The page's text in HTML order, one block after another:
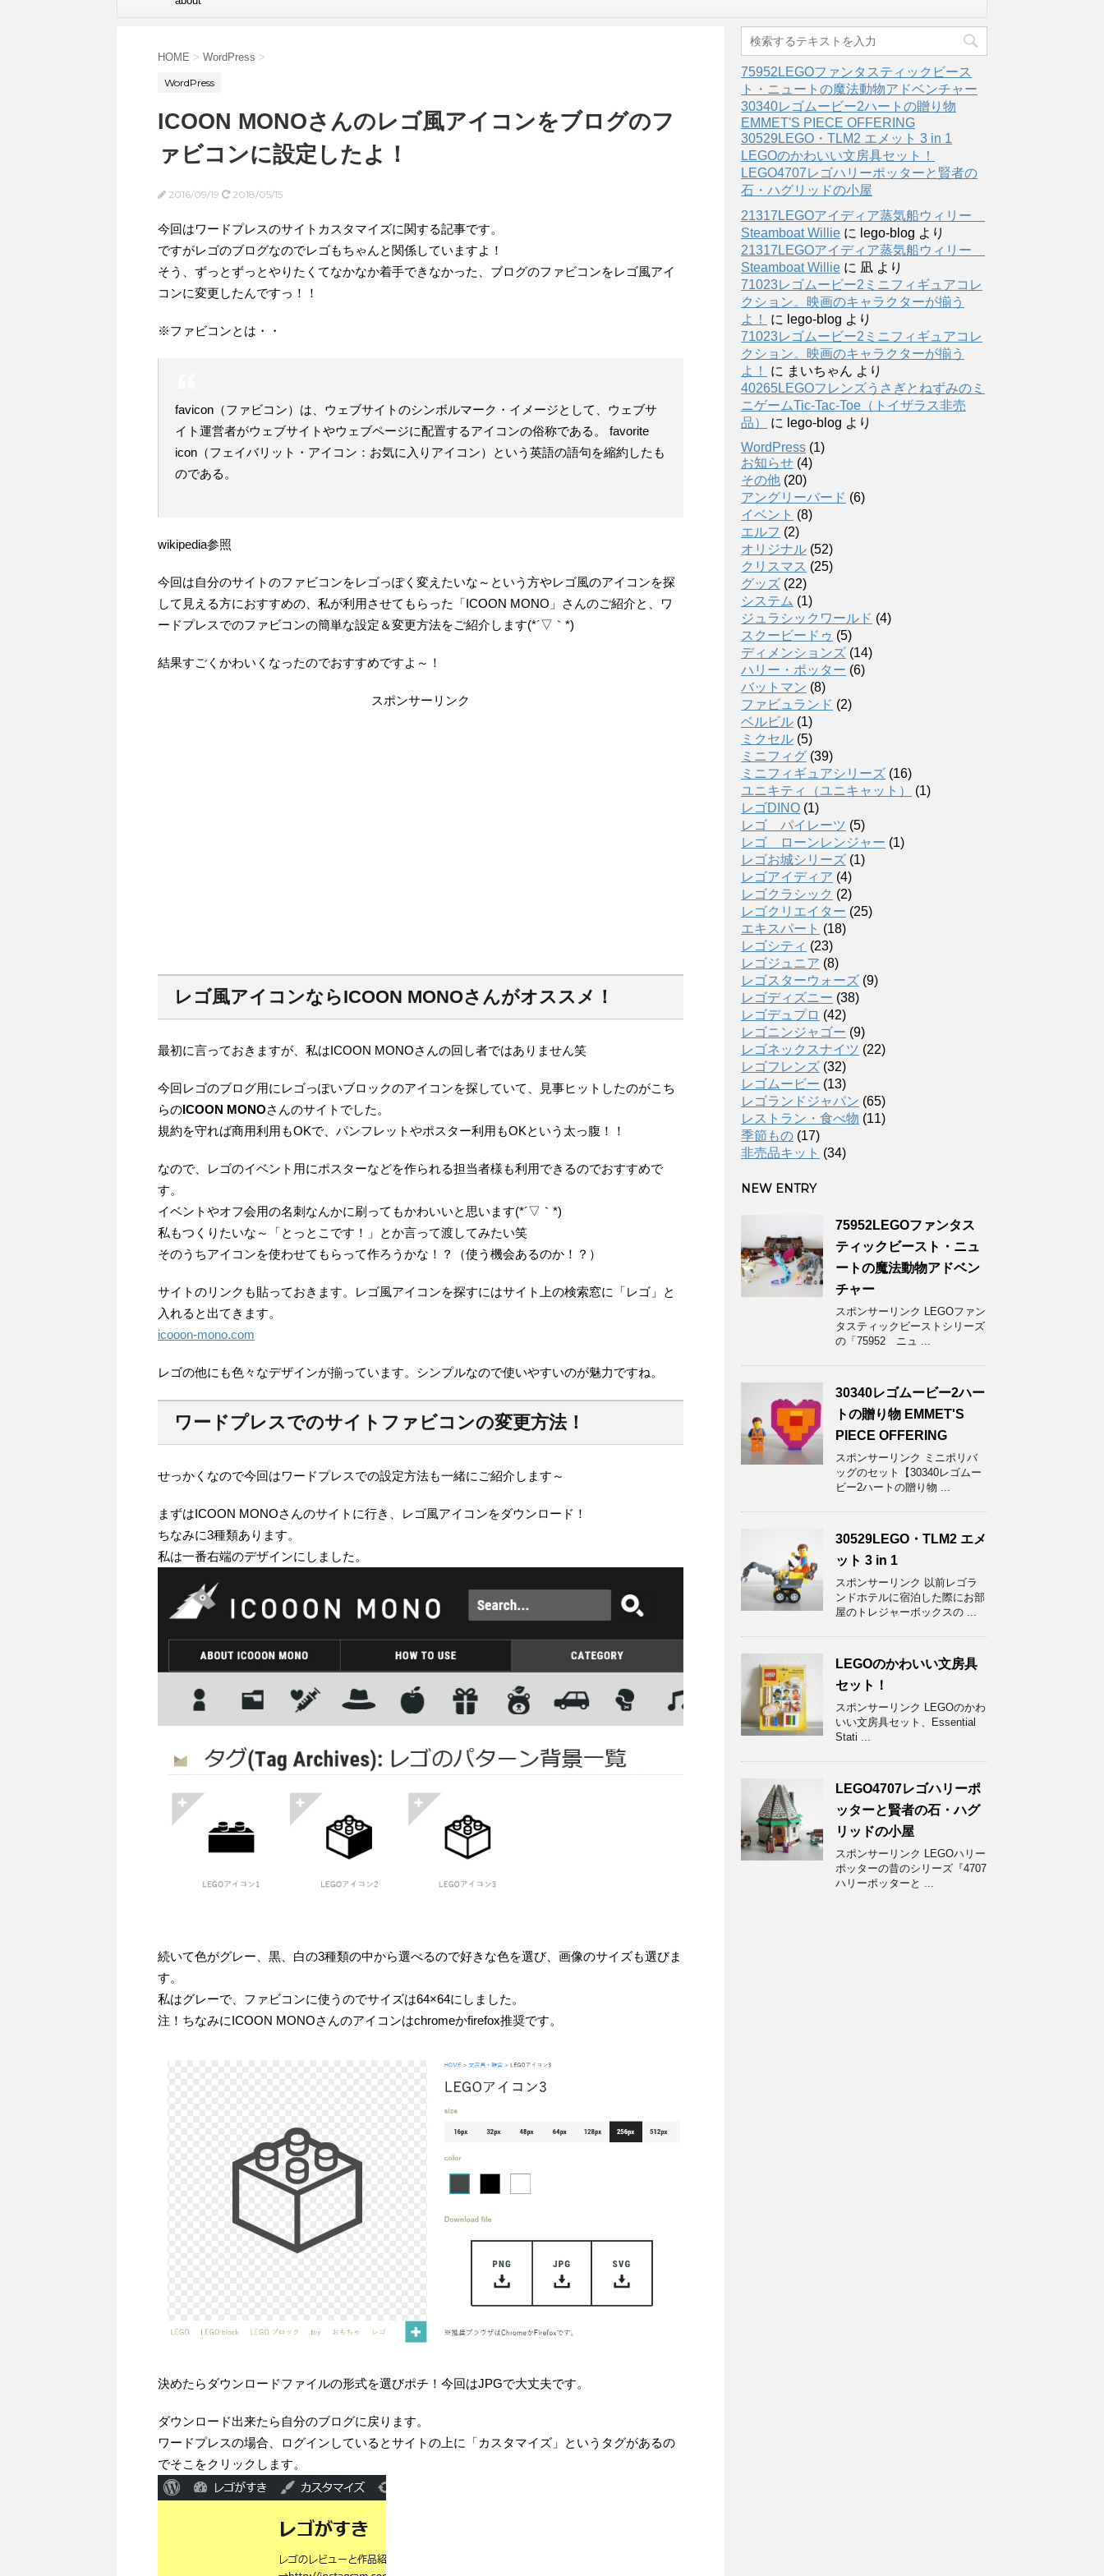
HOME > WordPress >
WordPress
ICOON MONOさんのレゴ風アイコンをブログのフ
ァビコンに設定したよ！
2016/09/19 2018/05/15
今回はワードプレスのサイトカスタマイズに関する記事です。
ですがレゴのブログなのでレゴもちゃんと関係していますよ！
そう、ずっとずっとやりたくてなかなか着手できなかった、ブログのファビコンをレゴ風アイ
コンに変更したんですっ！！
※ファビコンとは・・
favicon（ファビコン）は、ウェブサイトのシンボルマーク・イメージとして、ウェブサ
イト運営者がウェブサイトやウェブページに配置するアイコンの俗称である。 favorite
icon（フェイバリット・アイコン：お気に入りアイコン）という英語の語句を縮約したも
のである。
wikipedia参照
今回は自分のサイトのファビコンをレゴっぽく変えたいな～という方やレゴ風のアイコンを探
して見える方におすすめの、私が利用させてもらった「ICOON MONO」さんのご紹介と、ワ
ードプレスでのファビコンの簡単な設定＆変更方法をご紹介します(*´▽｀*)
結果すごくかわいくなったのでおすすめですよ～！
スポンサーリンク
レゴ風アイコンならICOON MONOさんがオススメ！
最初に言っておきますが、私はICOON MONOさんの回し者ではありません笑
今回レゴのブログ用にレゴっぽいブロックのアイコンを探していて、見事ヒットしたのがこち
らのICOON MONOさんのサイトでした。
規約を守れば商用利用もOKで、パンフレットやポスター利用もOKという太っ腹！！
なので、レゴのイベント用にポスターなどを作られる担当者様も利用できるのでおすすめで
す。
イベントやオフ会用の名刺なんかに刷ってもかわいいと思います(*´▽｀*)
私もつくりたいな～「とっとこです！」とか言って渡してみたい笑
そのうちアイコンを使わせてもらって作ろうかな！？（使う機会あるのか！？）
サイトのリンクも貼っておきます。レゴ風アイコンを探すにはサイト上の検索窓に「レゴ」と
入れると出てきます。
icooon-mono.com
レゴの他にも色々なデザインが揃っています。シンプルなので使いやすいのが魅力ですね。
ワードプレスでのサイトファビコンの変更方法！
せっかくなので今回はワードプレスでの設定方法も一緒にご紹介します～
まずはICOON MONOさんのサイトに行き、レゴ風アイコンをダウンロード！
ちなみに3種類あります。
私は一番右端のデザインにしました。
続いて色がグレー、黒、白の3種類の中から選べるので好きな色を選び、画像のサイズも選びま
す。
私はグレーで、ファビコンに使うのでサイズは64×64にしました。
注！ちなみにICOON MONOさんのアイコンはchromeかfirefox推奨です。
決めたらダウンロードファイルの形式を選びポチ！今回はJPGで大丈夫です。
ダウンロード出来たら自分のブログに戻ります。
ワードプレスの場合、ログインしているとサイトの上に「カスタマイズ」というタグがあるの
でそこをクリックします。
75952LEGOファンタスティックビース
ト・ニュートの魔法動物アドベンチャー
30340レゴムービー2ハートの贈り物
EMMET'S PIECE OFFERING
30529LEGO・TLM2 エメット 3 in 1
LEGOのかわいい文房具セット！
LEGO4707レゴハリーポッターと賢者の
石・ハグリッドの小屋
21317LEGOアイディア蒸気船ウィリー
Steamboat Willie に lego-blog より
21317LEGOアイディア蒸気船ウィリー
Steamboat Willie に 凪 より
71023レゴムービー2ミニフィギュアコレ
クション。映画のキャラクターが揃う
よ！
に lego-blog より
71023レゴムービー2ミニフィギュアコレ
クション。映画のキャラクターが揃う
よ！
に まいちゃん より
40265LEGOフレンズうさぎとねずみのミ
ニゲームTic-Tac-Toe（トイザラス非売
品）
に lego-blog より
WordPress (1)
お知らせ (4)
その他 (20)
アングリーバード (6)
イベント (8)
エルフ (2)
オリジナル (52)
クリスマス (25)
グッズ (22)
システム (1)
ジュラシックワールド (4)
スクービードゥ (5)
ディメンションズ (14)
ハリー・ポッター (6)
バットマン (8)
ファビュランド (2)
ベルビル (1)
ミクセル (5)
ミニフィグ (39)
ミニフィギュアシリーズ (16)
ユニキティ（ユニキャット）
(1)
レゴDINO (1)
レゴ パイレーツ (5)
レゴ ローンレンジャー (1)
レゴお城シリーズ (1)
レゴアイディア (4)
レゴクラシック (2)
レゴクリエイター (25)
エキスパート (18)
レゴシティ (23)
レゴジュニア (8)
レゴスターウォーズ (9)
レゴディズニー (38)
レゴデュプロ (42)
レゴニンジャゴー (9)
レゴネックスナイツ (22)
レゴフレンズ (32)
レゴムービー (13)
レゴランドジャパン (65)
レストラン・食べ物 (11)
季節もの (17)
非売品キット (34)
NEW ENTRY
75952LEGOファンタス
ティックビースト・ニュ
ートの魔法動物アドベン
チャー
スポンサーリンク LEGOファン
タスティックビーストシリーズ
の「75952 ニュ ...
30340レゴムービー2ハー
トの贈り物 EMMET'S
PIECE OFFERING
スポンサーリンク ミニポリバ
ッグのセット【30340レゴムー
ビー2ハートの贈り物 ...
30529LEGO・TLM2 エメ
ット 3 in 1
スポンサーリンク 以前レゴラ
ンドホテルに宿泊した際にお部
屋のトレジャーボックスの ...
LEGOのかわいい文房具
セット！
スポンサーリンク LEGOのかわ
いい文房具セット、Essential
Stati ...
LEGO4707レゴハリーポ
ッターと賢者の石・ハグ
リッドの小屋
スポンサーリンク LEGOハリー
ポッターの昔のシリーズ『4707
ハリーポッターと ...